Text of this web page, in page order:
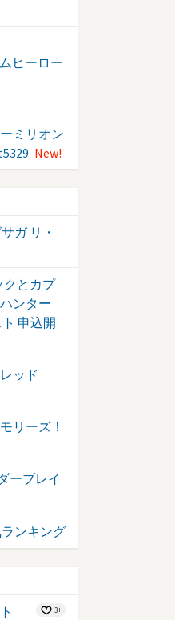
ヒーロー
ミリオン
New!
ガ リ・
クとカプ
ンター
申込開
レッド
リーズ！
ーブレイ
ンキング
3+